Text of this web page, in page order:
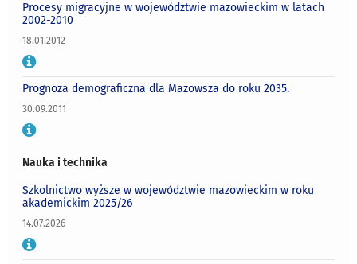
Procesy migracyjne w województwie mazowieckim w latach
2002-2010
18.01.2012
Prognoza demograficzna dla Mazowsza do roku 2035.
30.09.2011
Nauka i technika
Szkolnictwo wyższe w województwie mazowieckim w roku
akademickim 2025/26
14.07.2026